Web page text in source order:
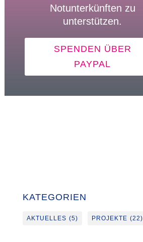
Notunterkünften zu
unterstützen.
SPENDEN ÜBER
PAYPAL
KATEGORIEN
AKTUELLES (5) PROJEKTE (22)